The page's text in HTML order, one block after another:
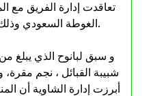
تعاقدت إدارة الفريق مع
الغوطة السعودي وذلك بعقد يمتد إلى غاية نهاية الموسم.
شبيبة القبائل ، نجم
أبرزت إدارة الشاوية أن